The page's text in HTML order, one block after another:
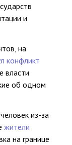
и
на
конфликт
власти
об одном
из-за
жители
на границе